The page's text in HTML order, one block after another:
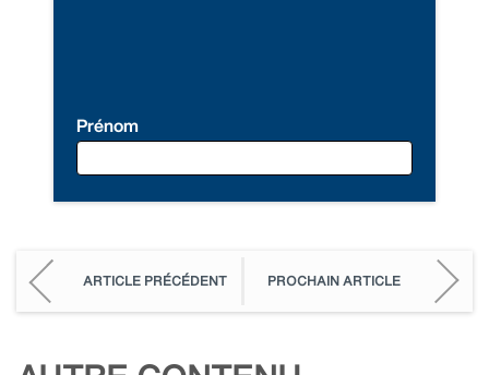
Prénom
ARTICLE PRÉCÉDENT PROCHAIN ARTICLE